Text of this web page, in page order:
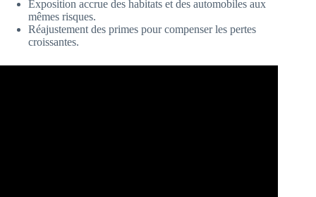
Exposition accrue des habitats et des automobiles aux
mêmes risques.
Réajustement des primes pour compenser les pertes
croissantes.